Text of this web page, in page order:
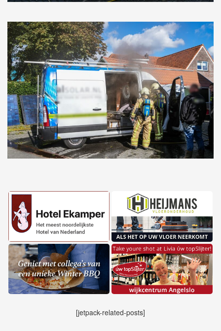
[jetpack-related-posts]